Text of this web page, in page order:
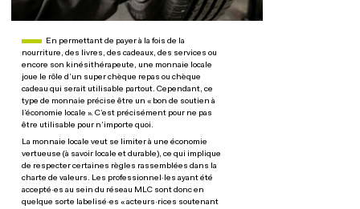
Paragraphe actualités
En permettant de payer à la fois de la
nourriture, des livres, des cadeaux, des services ou
encore son kinésithérapeute, une monnaie locale
joue le rôle d’un super chèque repas ou chèque
cadeau qui serait utilisable partout. Cependant, ce
type de monnaie précise être un « bon de soutien à
l’économie locale ». C’est précisément pour ne pas
être utilisable pour n’importe quoi.
La monnaie locale veut se limiter à une économie
vertueuse (à savoir locale et durable), ce qui implique
de respecter certaines règles rassemblées dans la
charte de valeurs. Les professionnel·les ayant été
accepté·es au sein du réseau MLC sont donc en
quelque sorte labelisé·es « acteurs·rices soutenant